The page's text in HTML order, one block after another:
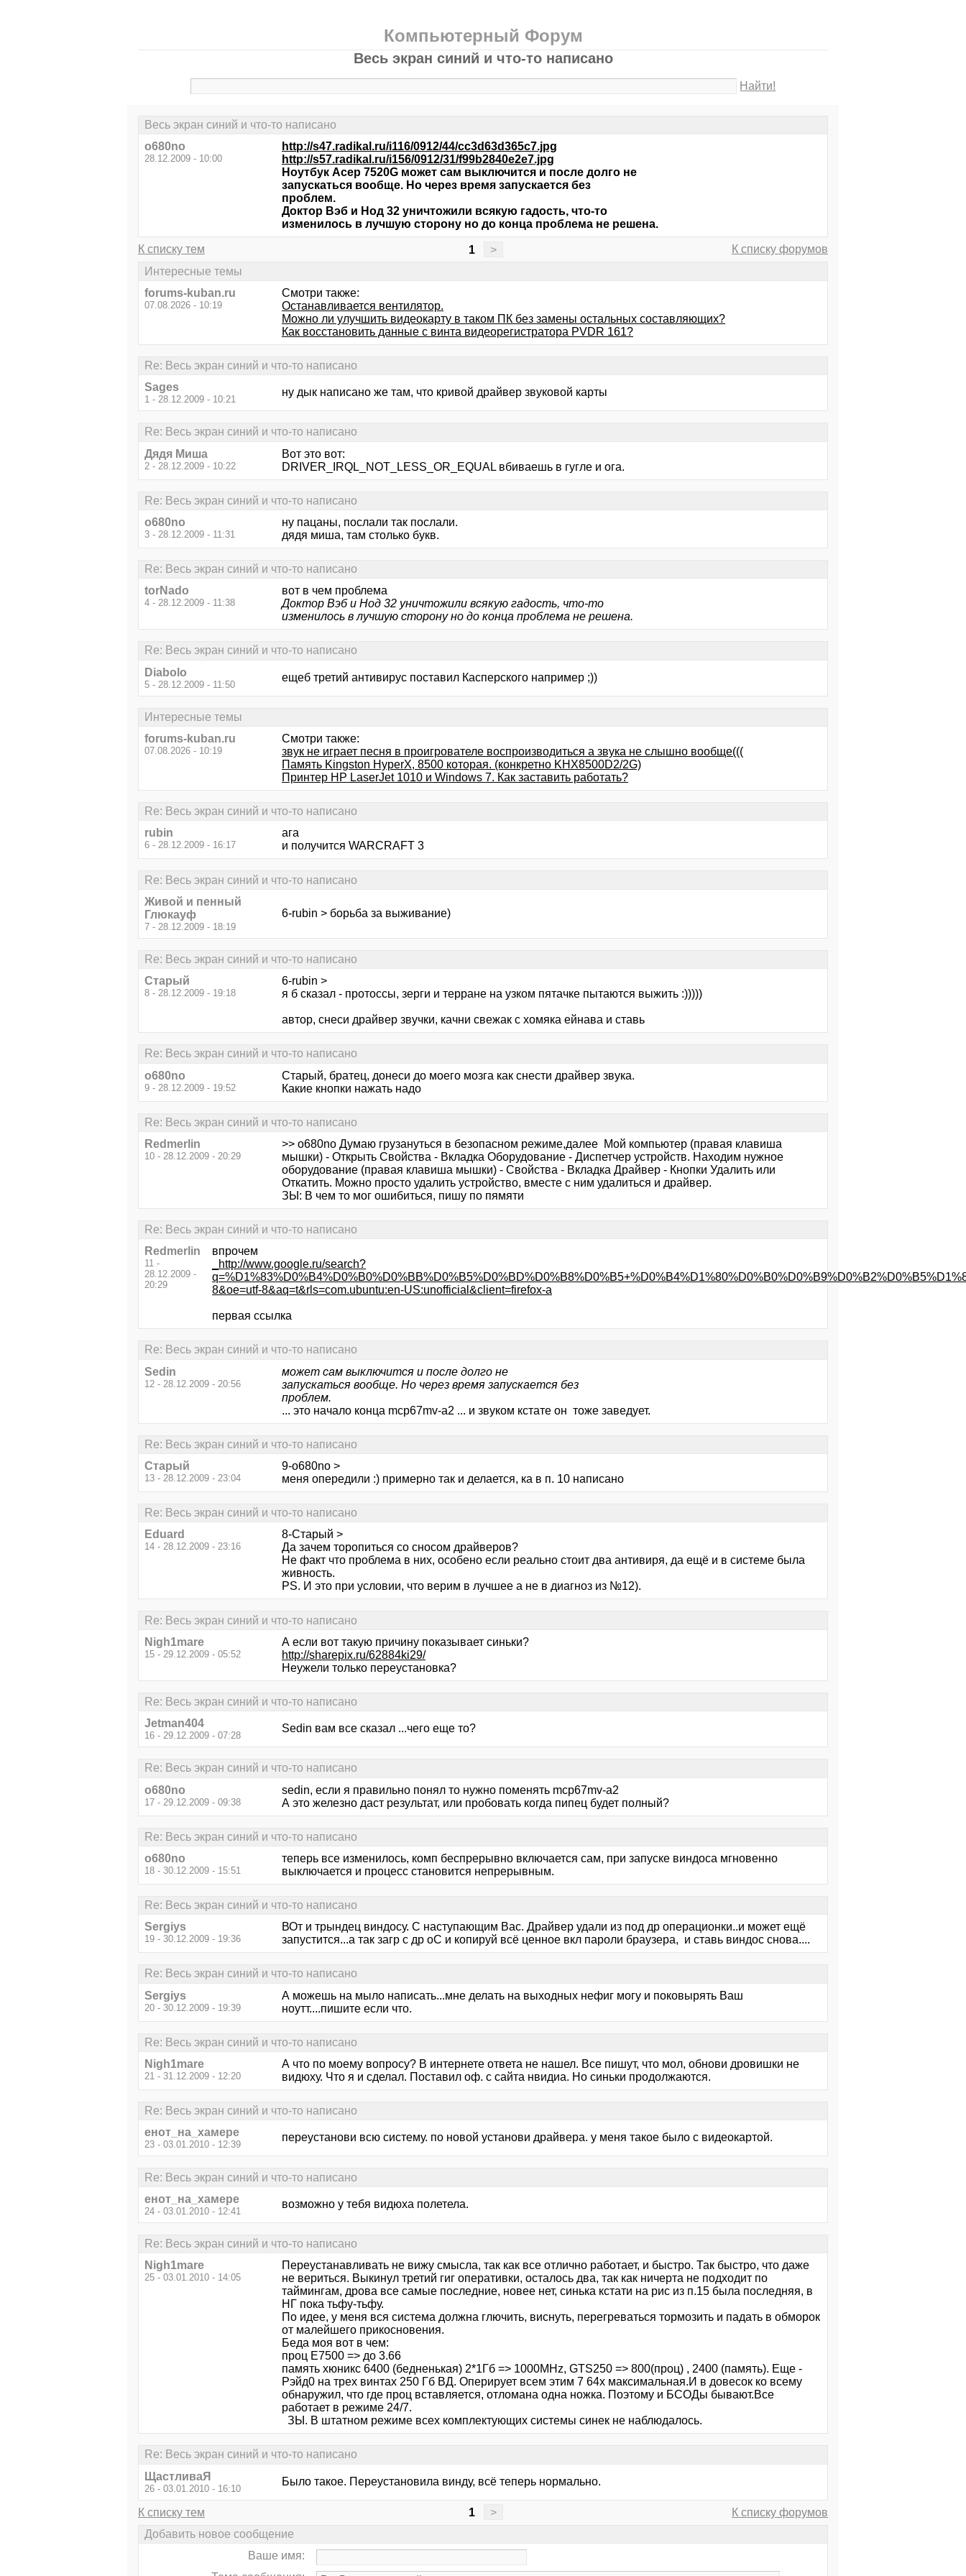
Компьютерный Форум
Весь экран синий и что-то написано
Найти!
Весь экран синий и что-то написано
o680no
28.12.2009 - 10:00
http://s47.radikal.ru/i116/0912/44/cc3d63d365c7.jpg
http://s57.radikal.ru/i156/0912/31/f99b2840e2e7.jpg
Ноутбук Асер 7520G может сам выключится и после долго не
запускаться вообще. Но через время запускается без
проблем.
Доктор Вэб и Нод 32 уничтожили всякую гадость, что-то
изменилось в лучшую сторону но до конца проблема не решена.
К списку тем 1 >
К списку форумов
Интересные темы
forums-kuban.ru
07.08.2026 - 10:19
Смотри также:
Останавливается вентилятор.
Можно ли улучшить видеокарту в таком ПК без замены остальных составляющих?
Как восстановить данные с винта видеорегистратора PVDR 161?
Re: Весь экран синий и что-то написано
Sages
1 - 28.12.2009 - 10:21
ну дык написано же там, что кривой драйвер звуковой карты
Re: Весь экран синий и что-то написано
Дядя Миша
2 - 28.12.2009 - 10:22
Вот это вот:
DRIVER_IRQL_NOT_LESS_OR_EQUAL вбиваешь в гугле и ога.
Re: Весь экран синий и что-то написано
o680no
3 - 28.12.2009 - 11:31
ну пацаны, послали так послали.
дядя миша, там столько букв.
Re: Весь экран синий и что-то написано
torNado
4 - 28.12.2009 - 11:38
вот в чем проблема
Доктор Вэб и Нод 32 уничтожили всякую гадость, что-то
изменилось в лучшую сторону но до конца проблема не решена.
Re: Весь экран синий и что-то написано
Diabolo
5 - 28.12.2009 - 11:50
ещеб третий антивирус поставил Касперского например ;))
Интересные темы
forums-kuban.ru
07.08.2026 - 10:19
Смотри также:
звук не играет песня в проигрователе воспроизводиться а звука не слышно вообще(((
Память Kingston HyperX, 8500 которая. (конкретно KHX8500D2/2G)
Принтер HP LaserJet 1010 и Windows 7. Как заставить работать?
Re: Весь экран синий и что-то написано
rubin
6 - 28.12.2009 - 16:17
ага
и получится WARCRAFT 3
Re: Весь экран синий и что-то написано
Живой и пенный
Глюкауф
7 - 28.12.2009 - 18:19
6-rubin > борьба за выживание)
Re: Весь экран синий и что-то написано
Старый
8 - 28.12.2009 - 19:18
6-rubin >
я б сказал - протоссы, зерги и терране на узком пятачке пытаются выжить :)))))
автор, снеси драйвер звучки, качни свежак с хомяка ейнава и ставь
Re: Весь экран синий и что-то написано
o680no
9 - 28.12.2009 - 19:52
Старый, братец, донеси до моего мозга как снести драйвер звука.
Какие кнопки нажать надо
Re: Весь экран синий и что-то написано
Redmerlin
10 - 28.12.2009 - 20:29
>> o680no Думаю грузануться в безопасном режиме,далее Мой компьютер (правая клавиша
мышки) - Открыть Свойства - Вкладка Оборудование - Диспетчер устройств. Находим нужное
оборудование (правая клавиша мышки) - Свойства - Вкладка Драйвер - Кнопки Удалить или
Откатить. Можно просто удалить устройство, вместе с ним удалиться и драйвер.
ЗЫ: В чем то мог ошибиться, пишу по пямяти
Re: Весь экран синий и что-то написано
Redmerlin
11 -
28.12.2009 -
20:29
впрочем
_http://www.google.ru/search?
8&oe=utf-8&aq=t&rls=com.ubuntu:en-US:unofficial&client=firefox-a
первая ссылка
Re: Весь экран синий и что-то написано
Sedin
12 - 28.12.2009 - 20:56
может сам выключится и после долго не
запускаться вообще. Но через время запускается без
проблем.
... это начало конца mcp67mv-a2 ... и звуком кстате он тоже заведует.
Re: Весь экран синий и что-то написано
Старый
13 - 28.12.2009 - 23:04
9-o680no >
меня опередили :) примерно так и делается, ка в п. 10 написано
Re: Весь экран синий и что-то написано
Eduard
14 - 28.12.2009 - 23:16
8-Старый >
Да зачем торопиться со сносом драйверов?
Не факт что проблема в них, особено если реально стоит два антивиря, да ещё и в системе была
живность.
PS. И это при условии, что верим в лучшее а не в диагноз из №12).
Re: Весь экран синий и что-то написано
Nigh1mare
15 - 29.12.2009 - 05:52
А если вот такую причину показывает синьки?
http://sharepix.ru/62884ki29/
Неужели только переустановка?
Re: Весь экран синий и что-то написано
Jetman404
16 - 29.12.2009 - 07:28
Sedin вам все сказал ...чего еще то?
Re: Весь экран синий и что-то написано
o680no
17 - 29.12.2009 - 09:38
sedin, если я правильно понял то нужно поменять mcp67mv-a2
А это железно даст результат, или пробовать когда пипец будет полный?
Re: Весь экран синий и что-то написано
o680no
18 - 30.12.2009 - 15:51
теперь все изменилось, комп беспрерывно включается сам, при запуске виндоса мгновенно
выключается и процесс становится непрерывным.
Re: Весь экран синий и что-то написано
Sergiys
19 - 30.12.2009 - 19:36
ВОт и трындец виндосу. С наступающим Вас. Драйвер удали из под др операционки..и может ещё
запустится...а так загр с др оС и копируй всё ценное вкл пароли браузера, и ставь виндос снова....
Re: Весь экран синий и что-то написано
Sergiys
20 - 30.12.2009 - 19:39
А можешь на мыло написать...мне делать на выходных нефиг могу и поковырять Ваш
ноутт....пишите если что.
Re: Весь экран синий и что-то написано
Nigh1mare
21 - 31.12.2009 - 12:20
А что по моему вопросу? В интернете ответа не нашел. Все пишут, что мол, обнови дровишки не
видюху. Что я и сделал. Поставил оф. с сайта нвидиа. Но синьки продолжаются.
Re: Весь экран синий и что-то написано
енот_на_хамере
23 - 03.01.2010 - 12:39
переустанови всю систему. по новой установи драйвера. у меня такое было с видеокартой.
Re: Весь экран синий и что-то написано
енот_на_хамере
24 - 03.01.2010 - 12:41
возможно у тебя видюха полетела.
Re: Весь экран синий и что-то написано
Nigh1mare
25 - 03.01.2010 - 14:05
Переустанавливать не вижу смысла, так как все отлично работает, и быстро. Так быстро, что даже
не вериться. Выкинул третий гиг оперативки, осталось два, так как ничерта не подходит по
таймингам, дрова все самые последние, новее нет, синька кстати на рис из п.15 была последняя, в
НГ пока тьфу-тьфу.
По идее, у меня вся система должна глючить, виснуть, перегреваться тормозить и падать в обморок
от малейшего прикосновения.
Беда моя вот в чем:
проц Е7500 => до 3.66
память хюникс 6400 (бедненькая) 2*1Гб => 1000MHz, GTS250 => 800(проц) , 2400 (память). Еще -
Рэйд0 на трех винтах 250 Гб ВД. Оперирует всем этим 7 64х максимальная.И в довесок ко всему
обнаружил, что где проц вставляется, отломана одна ножка. Поэтому и БСОДы бывают.Все
работает в режиме 24/7.
ЗЫ. В штатном режиме всех комплектующих системы синек не наблюдалось.
Re: Весь экран синий и что-то написано
ЩастливаЯ
26 - 03.01.2010 - 16:10
Было такое. Переустановила винду, всё теперь нормально.
К списку тем 1 >
К списку форумов
Добавить новое сообщение
Ваше имя: